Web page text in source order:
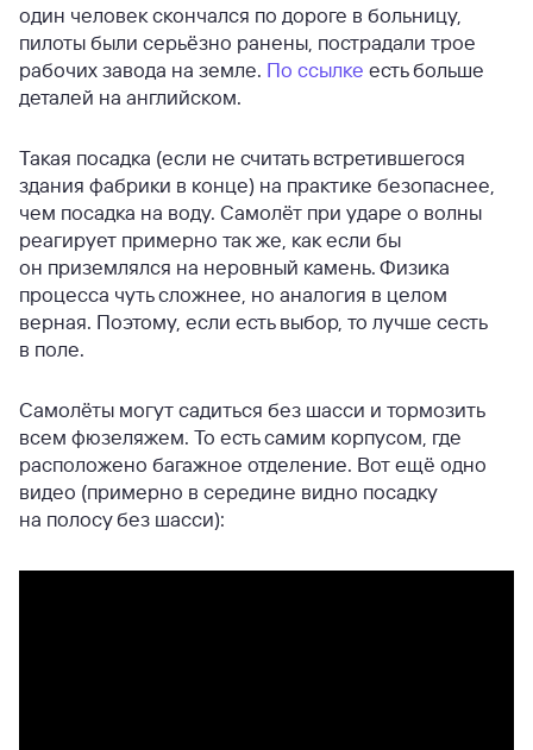
один человек скончался по дороге в больницу,
пилоты были серьёзно ранены, пострадали трое
рабочих завода на земле. По ссылке есть больше
деталей на английском.
Такая посадка (если не считать встретившегося
здания фабрики в конце) на практике безопаснее,
чем посадка на воду. Самолёт при ударе о волны
реагирует примерно так же, как если бы
он приземлялся на неровный камень. Физика
процесса чуть сложнее, но аналогия в целом
верная. Поэтому, если есть выбор, то лучше сесть
в поле.
Самолёты могут садиться без шасси и тормозить
всем фюзеляжем. То есть самим корпусом, где
расположено багажное отделение. Вот ещё одно
видео (примерно в середине видно посадку
на полосу без шасси):